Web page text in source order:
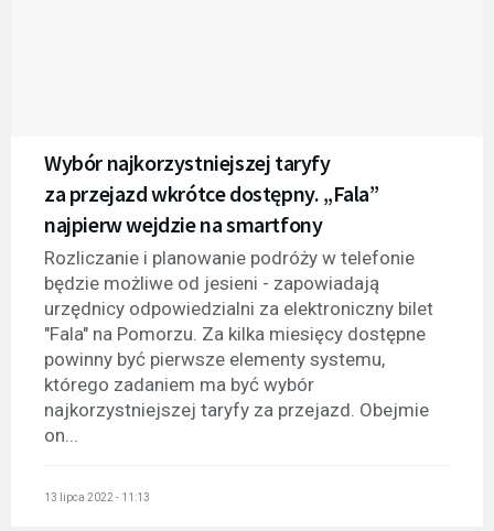
Wybór najkorzystniejszej taryfy
za przejazd wkrótce dostępny. „Fala”
najpierw wejdzie na smartfony
Rozliczanie i planowanie podróży w telefonie
będzie możliwe od jesieni - zapowiadają
urzędnicy odpowiedzialni za elektroniczny bilet
"Fala" na Pomorzu. Za kilka miesięcy dostępne
powinny być pierwsze elementy systemu,
którego zadaniem ma być wybór
najkorzystniejszej taryfy za przejazd. Obejmie
on...
13 lipca 2022 - 11:13